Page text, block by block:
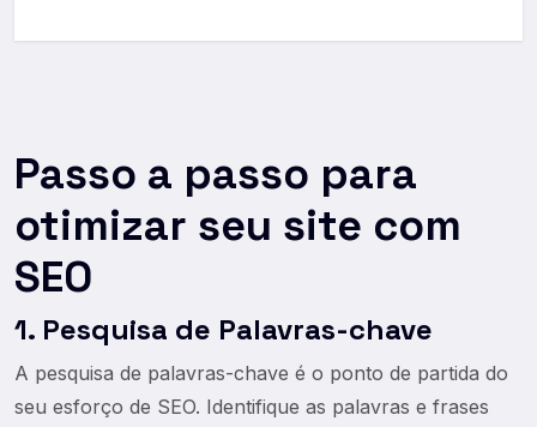
Passo a passo para
otimizar seu site com
SEO
1. Pesquisa de Palavras-chave
A pesquisa de palavras-chave é o ponto de partida do
seu esforço de SEO. Identifique as palavras e frases